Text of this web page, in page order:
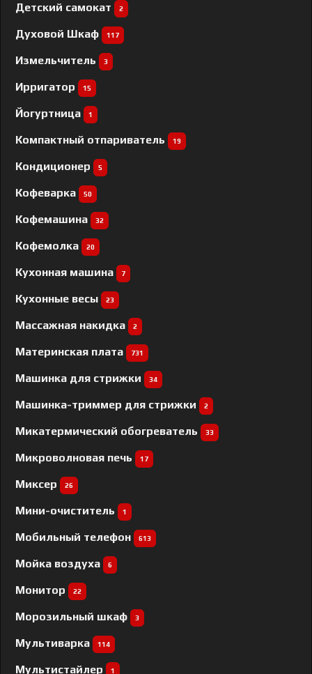
Детский самокат 2
Духовой Шкаф 117
Измельчитель 3
Ирригатор 15
Йогуртница 1
Компактный отпариватель 19
Кондиционер 5
Кофеварка 50
Кофемашина 32
Кофемолка 20
Кухонная машина 7
Кухонные весы 23
Массажная накидка 2
Материнская плата 731
Машинка для стрижки 34
Машинка-триммер для стрижки 2
Микатермический обогреватель 33
Микроволновая печь 17
Миксер 26
Мини-очиститель 1
Мобильный телефон 613
Мойка воздуха 6
Монитор 22
Морозильный шкаф 3
Мультиварка 114
Мультистайлер 1